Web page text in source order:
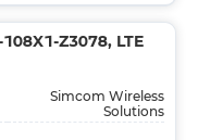
Z3078, LTE
Simcom Wireless
Solutions